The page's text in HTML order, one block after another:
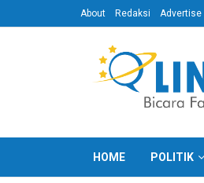
About Redaksi Advertise
HOME POLITIK